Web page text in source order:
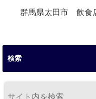
群馬県太田市 飲食
検索